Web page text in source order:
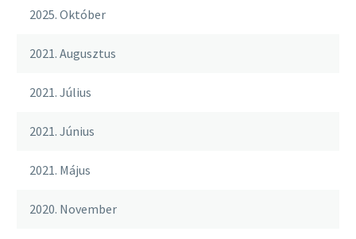
2025. Október
2021. Augusztus
2021. Július
2021. Június
2021. Május
2020. November